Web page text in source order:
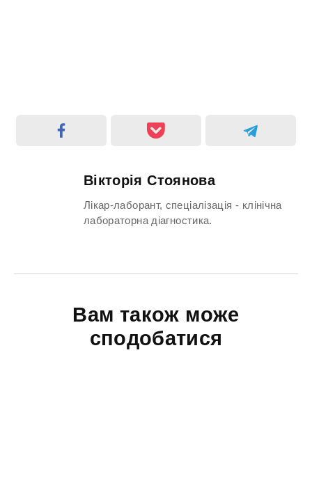
Вікторія Стоянова
Лікар-лаборант, спеціалізація - клінічна
лабораторна діагностика.
Вам також може
сподобатися